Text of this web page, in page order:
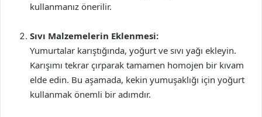
kullanmanız önerilir.
Sıvı Malzemelerin Eklenmesi:
Yumurtalar karıştığında, yoğurt ve sıvı yağı ekleyin.
Karışımı tekrar çırparak tamamen homojen bir kıvam
elde edin. Bu aşamada, kekin yumuşaklığı için yoğurt
kullanmak önemli bir adımdır.